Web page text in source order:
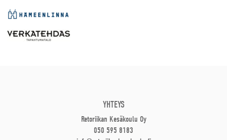
YHTEYS
Retoriikan Kesäkoulu Oy
050 595 8183